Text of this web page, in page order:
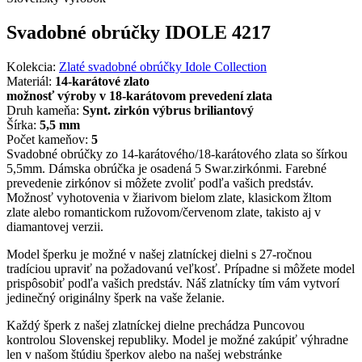
Svadobné obrúčky IDOLE 4217
Kolekcia: Zlaté svadobné obrúčky Idole Collection
Materiál: 14-karátové zlato
možnosť výroby v 18-karátovom prevedení zlata
Druh kameňa: Synt. zirkón výbrus briliantový
Šírka: 5,5 mm
Počet kameňov: 5
Svadobné obrúčky zo 14-karátového/18-karátového zlata so šírkou
5,5mm. Dámska obrúčka je osadená 5 Swar.zirkónmi. Farebné
prevedenie zirkónov si môžete zvoliť podľa vašich predstáv.
Možnosť vyhotovenia v žiarivom bielom zlate, klasickom žltom
zlate alebo romantickom ružovom/červenom zlate, takisto aj v
diamantovej verzii.
Model šperku je možné v našej zlatníckej dielni s 27-ročnou
tradíciou upraviť na požadovanú veľkosť. Prípadne si môžete model
prispôsobiť podľa vašich predstáv. Náš zlatnícky tím vám vytvorí
jedinečný originálny šperk na vaše želanie.
Každý šperk z našej zlatníckej dielne prechádza Puncovou
kontrolou Slovenskej republiky. Model je možné zakúpiť výhradne
len v našom štúdiu šperkov alebo na našej webstránke